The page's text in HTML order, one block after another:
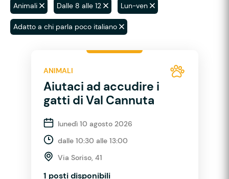
Animali Dalle 8 alle 12 Lun-ven
Adatto a chi parla poco italiano
ANIMALI
Aiutaci ad accudire i
gatti di Val Cannuta
lunedì 10 agosto 2026
dalle 10:30 alle 13:00
Via Soriso, 41
1 posti disponibili